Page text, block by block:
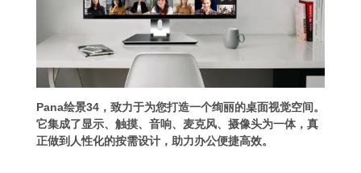
Pana绘景34，致力于为您打造一个绚丽的桌面视觉空间。
它集成了显示、触摸、音响、麦克风、摄像头为一体，真
正做到人性化的按需设计，助力办公便捷高效。